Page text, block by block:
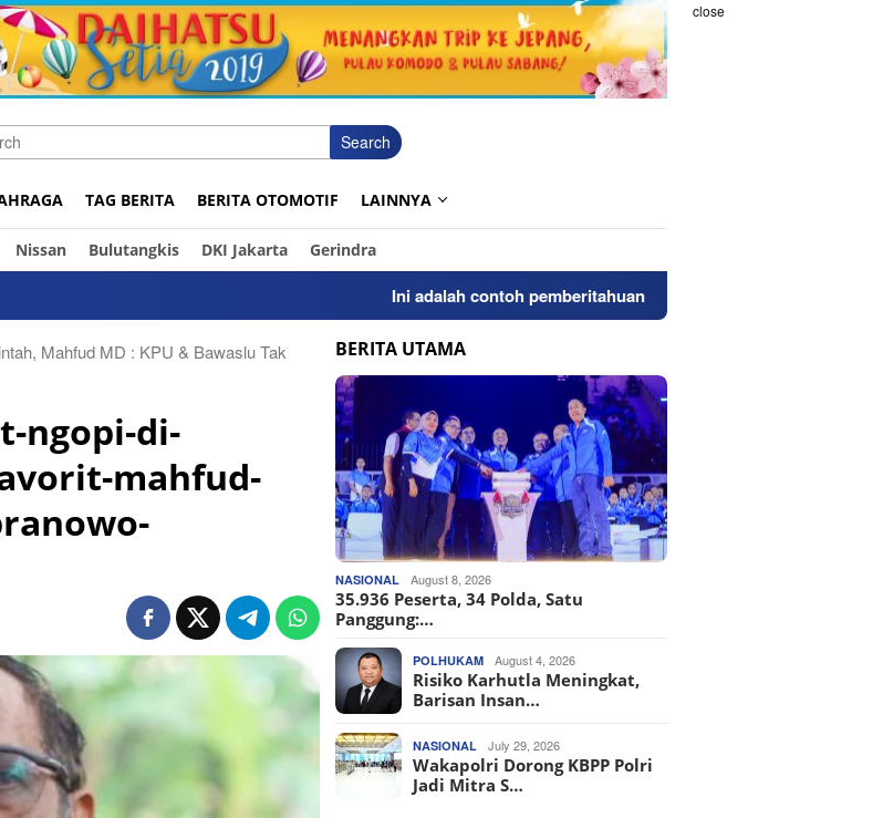
close
Search
TAG BERITA BERITA OTOMOTIF LAINNYA
Nissan Bulutangkis DKI Jakarta Gerindra
Ini adalah contoh pemberitahuan kepada pengunjung anda.
Mahfud MD : KPU & Bawaslu Tak
ngopi-di-
mahfud-
BERITA UTAMA
NASIONAL August 8, 2026
35.936 Peserta, 34 Polda, Satu
Panggung:…
POLHUKAM August 4, 2026
Risiko Karhutla Meningkat,
Barisan Insan…
NASIONAL July 29, 2026
Wakapolri Dorong KBPP Polri
Jadi Mitra S…